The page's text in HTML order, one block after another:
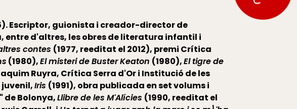
Escriptor, guionista i creador-director de
entre d'altres, les obres de literatura infantil i
contes (1977, reeditat el 2012), premi Crítica
(1980),El misteri de Buster Keaton (1980),El tigre de
Ruyra, Crítica Serra d'Or i Institució de les
Iris (1991), obra publicada en set volums i
de Bolonya,Llibre de les M'Alícies (1990, reeditat el